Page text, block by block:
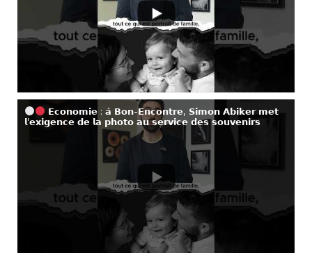
𝗘𝗰𝗼𝗻𝗼𝗺𝗶𝗲 : 𝗮̀ 𝗕𝗼𝗻-𝗘𝗻𝗰𝗼𝗻𝘁𝗿𝗲, 𝗦𝗶𝗺𝗼𝗻 𝗔𝗯𝗶𝗸𝗲𝗿 𝗺𝗲𝘁
𝗹’𝗲𝘅𝗶𝗴𝗲𝗻𝗰𝗲 𝗱𝗲 𝗹𝗮 𝗽𝗵𝗼𝘁𝗼 𝗮𝘂 𝘀𝗲𝗿𝘃𝗶𝗰𝗲 𝗱𝗲𝘀 𝘀𝗼𝘂𝘃𝗲𝗻𝗶𝗿𝘀